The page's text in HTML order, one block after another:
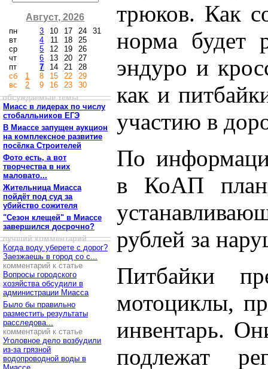
Август, 2026
пн
вт
ср
чт
пт
сб
вс
1
2
3
4
5
6
7
8
9
10
11
12
13
14
15
16
17
18
19
20
21
22
23
24
25
26
27
28
29
30
31
обсуждаемые темы
Миасс в лидерах по числу
стобалльников ЕГЭ
В Миассе запущен аукцион
на комплексное развитие
посёлка Строителей
Фото есть, а вот
творчества в них
маловато...
Жительница Миасса
пойдёт под суд за
убийство сожителя
"Сезон клещей" в Миассе
завершился досрочно?
лучший комментарий
Когда воду уберете с дорог?
Заезжаешь в город со с...
комментарий к статье
Вопросы городского
хозяйства обсудили в
администрации Миасса
Было бы правильно
разместить результаты
расследова...
комментарий к статье
Уголовное дело возбудили
из-за грязной
водопроводной воды в
трюков. Как
норма будет
эндуро и
как и
участию в
По
в КоАП
рублей за
Питбайки
мотоциклы,
инвентарь.
подлежат